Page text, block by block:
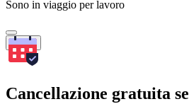
Sono in viaggio per lavoro
Cerca
Cancellazione gratuita